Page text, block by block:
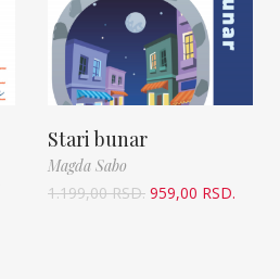
Stari bunar
Magda Sabo
1.199,00RSD. 959,00 RSD.